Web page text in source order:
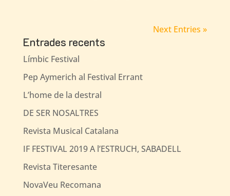
Next Entries »
Entrades recents
Límbic Festival
Pep Aymerich al Festival Errant
L’home de la destral
DE SER NOSALTRES
Revista Musical Catalana
IF FESTIVAL 2019 A l’ESTRUCH, SABADELL
Revista Titeresante
NovaVeu Recomana